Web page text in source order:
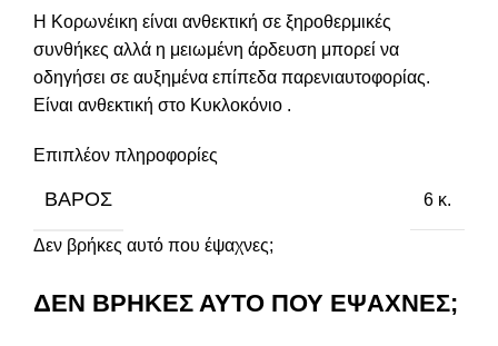
Η Κορωνέικη είναι ανθεκτική σε ξηροθερμικές
συνθήκες αλλά η μειωμένη άρδευση μπορεί να
οδηγήσει σε αυξημένα επίπεδα παρενιαυτοφορίας.
Είναι ανθεκτική στο Κυκλοκόνιο .
Επιπλέον πληροφορίες
ΒΆΡΟΣ 6 κ.
Δεν βρήκες αυτό που έψαχνες;
ΔΕΝ ΒΡΗΚΕΣ ΑΥΤΟ ΠΟΥ ΕΨΑΧΝΕΣ;